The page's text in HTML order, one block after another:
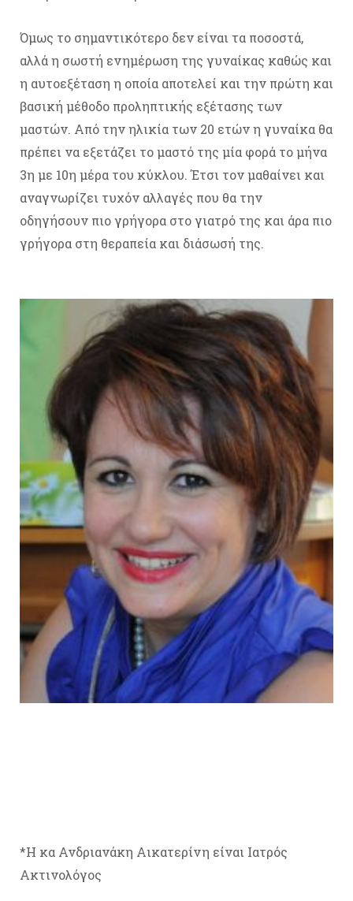
Όμως το σημαντικότερο δεν είναι τα ποσοστά,
αλλά η σωστή ενημέρωση της γυναίκας καθώς και
η αυτοεξέταση η οποία αποτελεί και την πρώτη και
βασική μέθοδο προληπτικής εξέτασης των
μαστών. Από την ηλικία των 20 ετών η γυναίκα θα
πρέπει να εξετάζει το μαστό της μία φορά το μήνα
3η με 10η μέρα του κύκλου. Έτσι τον μαθαίνει και
αναγνωρίζει τυχόν αλλαγές που θα την
οδηγήσουν πιο γρήγορα στο γιατρό της και άρα πιο
γρήγορα στη θεραπεία και διάσωσή της.
*Η κα Ανδριανάκη Αικατερίνη είναι Ιατρός
Ακτινολόγος